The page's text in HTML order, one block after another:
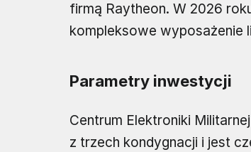
firmą Raytheon. W 2026
kompleksowe wyposażenie
Parametry inwestycji
Centrum Elektroniki
z trzech kondygnacji i jest